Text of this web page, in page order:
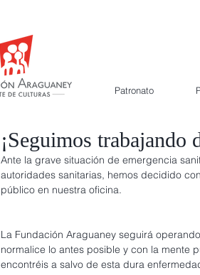
Patronato
¡Seguimos trabajando
Ante la grave situación de emergencia
autoridades sanitarias, hemos decidido
público en nuestra oficina.
La Fundación Araguaney seguirá
normalice lo antes posible y con la mente
encontréis a salvo de esta dura